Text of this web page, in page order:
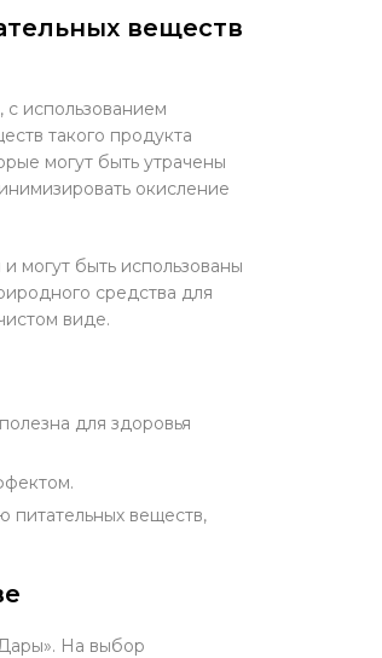
веществ
использованием
такого продукта
могут быть утрачены
окисление
могут быть использованы
средства для
виде.
для здоровья
питательных веществ,
На выбор